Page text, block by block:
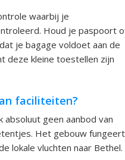
waarbij je
Houd je paspoort
je bagage voldoet aan de
deze kleine toestellen zijn
faciliteiten?
absoluut geen aanbod van
Het gebouw fungeert
lokale vluchten naar Bethel.